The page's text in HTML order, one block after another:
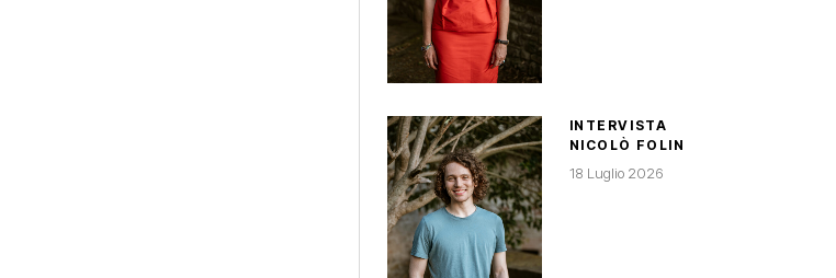
INTERVISTA
NICOLÒ FOLIN
18 Luglio 2026